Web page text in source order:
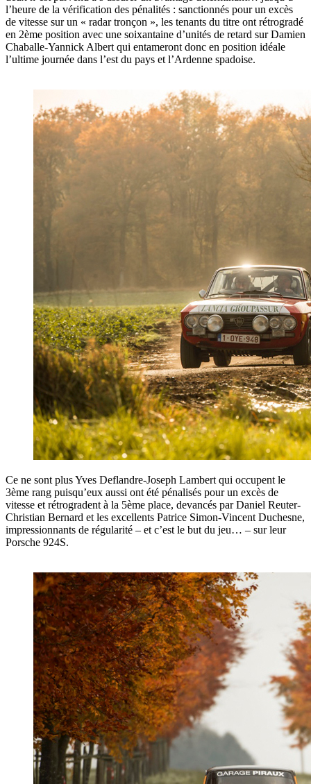
l’heure de la vérification des pénalités : sanctionnés pour un excès
de vitesse sur un « radar tronçon », les tenants du titre ont rétrogradé
en 2ème position avec une soixantaine d’unités de retard sur Damien
Chaballe-Yannick Albert qui entameront donc en position idéale
l’ultime journée dans l’est du pays et l’Ardenne spadoise.
Ce ne sont plus Yves Deflandre-Joseph Lambert qui occupent le
3ème rang puisqu’eux aussi ont été pénalisés pour un excès de
vitesse et rétrogradent à la 5ème place, devancés par Daniel Reuter-
Christian Bernard et les excellents Patrice Simon-Vincent Duchesne,
impressionnants de régularité – et c’est le but du jeu… – sur leur
Porsche 924S.